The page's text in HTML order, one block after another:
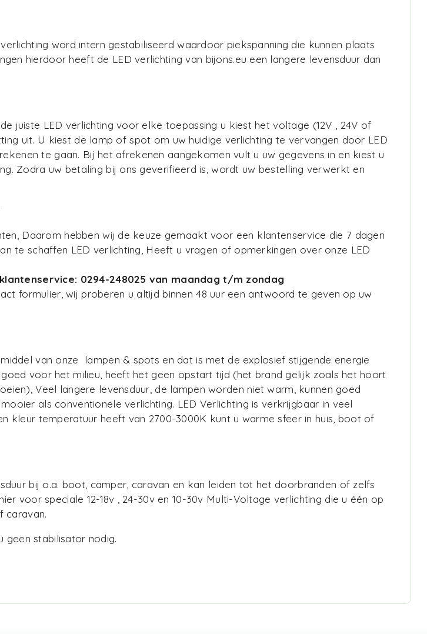
word intern gestabiliseerd waardoor piekspanning die kunnen plaats
hierdoor heeft de LED verlichting van bijons.eu een langere levensduur dan
juiste LED verlichting voor elke toepassing u kiest het voltage (12V , 24V of
uit. U kiest de lamp of spot om uw huidige verlichting te vervangen door LED
te gaan. Bij het afrekenen aangekomen vult u uw gegevens in en kiest u
Zodra uw betaling bij ons geverifieerd is, wordt uw bestelling verwerkt en
Daarom hebben wij de keuze gemaakt voor een klantenservice die 7 dagen
te schaffen LED verlichting, Heeft u vragen of opmerkingen over onze LED
0294-248025 van maandag t/m zondag
formulier, wij proberen u altijd binnen 48 uur een antwoord te geven op uw
van onze lampen & spots en dat is met de explosief stijgende energie
voor het milieu, heeft het geen opstart tijd (het brand gelijk zoals het hoort
Veel langere levensduur, de lampen worden niet warm, kunnen goed
als conventionele verlichting. LED Verlichting is verkrijgbaar in veel
kleur temperatuur heeft van 2700-3000K kunt u warme sfeer in huis, boot of
bij o.a. boot, camper, caravan en kan leiden tot het doorbranden of zelfs
voor speciale 12-18v , 24-30v en 10-30v Multi-Voltage verlichting die u één op
caravan.
geen stabilisator nodig.